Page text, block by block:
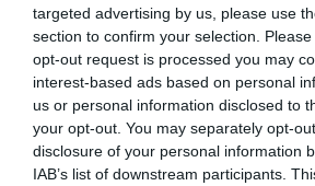
targeted advertising by us, please use
section to confirm your selection.
opt-out request is processed you may
interest-based ads based on personal
us or personal information disclosed to
your opt-out. You may separately opt-
disclosure of your personal information
IAB’s list of downstream participants.